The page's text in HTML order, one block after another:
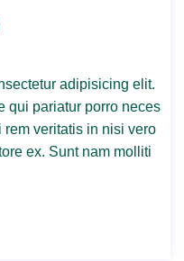
adipisicing elit.
qui pariatur porro neces
veritatis in nisi vero
ex. Sunt nam molliti